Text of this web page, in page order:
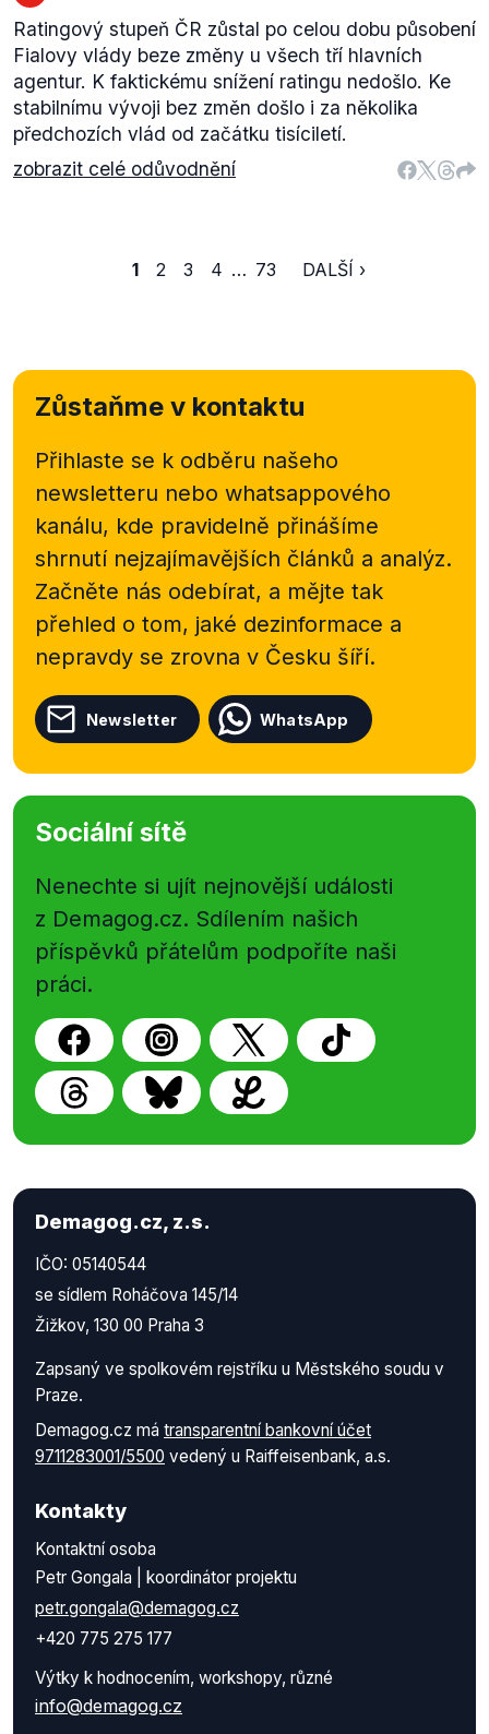
Ratingový stupeň ČR zůstal po celou dobu působení
Fialovy vlády beze změny u všech tří hlavních
agentur. K faktickému snížení ratingu nedošlo. Ke
stabilnímu vývoji bez změn došlo i za několika
předchozích vlád od začátku tisíciletí.
zobrazit celé odůvodnění
1 2 3 4 … 73 DALŠÍ ›
Zůstaňme v kontaktu
Přihlaste se k odběru našeho
newsletteru nebo whatsappového
kanálu, kde pravidelně přinášíme
shrnutí nejzajímavějších článků a analýz.
Začněte nás odebírat, a mějte tak
přehled o tom, jaké dezinformace a
nepravdy se zrovna v Česku šíří.
Newsletter WhatsApp
Sociální sítě
Nenechte si ujít nejnovější události
z Demagog.cz. Sdílením našich
příspěvků přátelům podpoříte naši
práci.
Demagog.cz, z.s.
IČO: 05140544
se sídlem Roháčova 145/14
Žižkov, 130 00 Praha 3
Zapsaný ve spolkovém rejstříku u Městského soudu v
Praze.
Demagog.cz má transparentní bankovní účet
9711283001/5500 vedený u Raiffeisenbank, a.s.
Kontakty
Kontaktní osoba
Petr Gongala | koordinátor projektu
petr.gongala@demagog.cz
+420 775 275 177
Výtky k hodnocením, workshopy, různé
info@demagog.cz